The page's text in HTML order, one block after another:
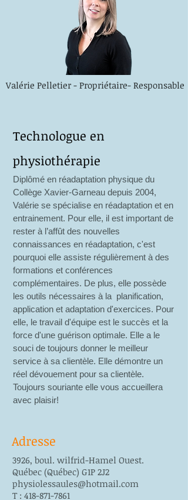
Valérie Pelletier - Propriétaire- Responsable
Technologue en
physiothérapie
Diplômé en réadaptation physique du
Collège Xavier-Garneau depuis 2004,
Valérie se spécialise en réadaptation et en
entrainement. Pour elle, il est important de
rester à l’affût des nouvelles
connaissances en réadaptation, c'est
pourquoi elle assiste régulièrement à des
formations et conférences
complémentaires. De plus, elle possède
les outils nécessaires à la planification,
application et adaptation d'exercices. Pour
elle, le travail d'équipe est le succès et la
force d'une guérison optimale. Elle a le
souci de toujours donner le meilleur
service à sa clientèle. Elle démontre un
réel dévouement pour sa clientèle.
Toujours souriante elle vous accueillera
avec plaisir!
Adresse
3926, boul. wilfrid-Hamel Ouest.
Québec (Québec) G1P 2J2
physiolessaules@hotmail.com
T : 418-871-7861